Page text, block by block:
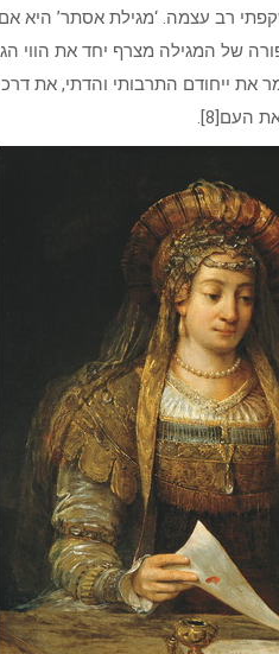
רב עצמה. ‘מגילת אסתר’ היא
של המגילה מצרף יחד את הווי
ייחודם התרבותי והדתי, את
העם[8].